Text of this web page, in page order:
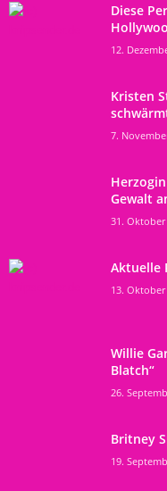
Diese
12.
Kristen
7.
Gewalt
31. Oktober
Aktuelle
13. Oktober
Willie
Blatch“
26.
Britney
19.